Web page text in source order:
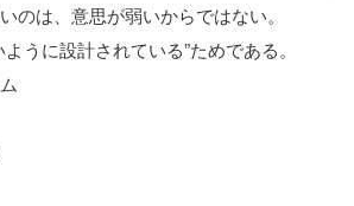
のは、意思が弱いからではない。
うに設計されている”ためである。